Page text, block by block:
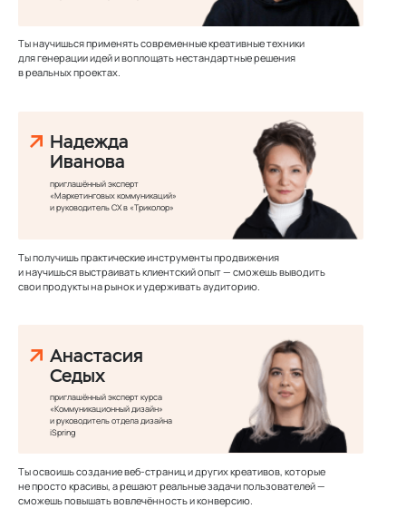
Ты научишься применять современные креативные техники
для генерации идей и воплощать нестандартные решения
в реальных проектах.
Надежда
Иванова
приглашённый эксперт
«Маркетинговых коммуникаций»
и руководитель CX в «Триколор»
Ты получишь практические инструменты продвижения
и научишься выстраивать клиентский опыт — сможешь выводить
свои продукты на рынок и удерживать аудиторию.
Анастасия
Седых
приглашённый эксперт курса
«Коммуникационный дизайн»
и руководитель отдела дизайна
iSpring
Ты освоишь создание веб-страниц и других креативов, которые
не просто красивы, а решают реальные задачи пользователей —
сможешь повышать вовлечённость и конверсию.